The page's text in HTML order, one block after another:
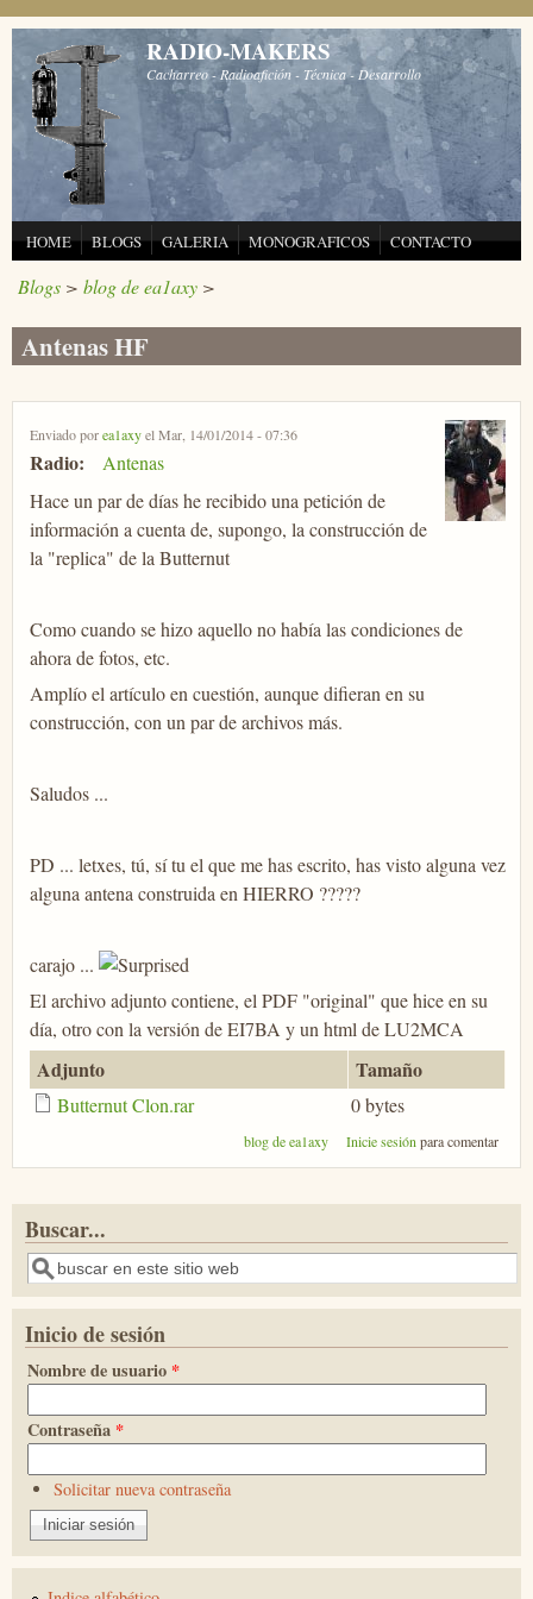
Pasar al contenido principal
RADIO-MAKERS
Cacharreo - Radioafición - Técnica - Desarrollo
HOME BLOGS GALERIA MONOGRAFICOS CONTACTO
Blogs > blog de ea1axy >
Antenas HF
Enviado porea1axyel Mar, 14/01/2014 - 07:36
Radio:
Antenas
Hace un par de días he recibido una petición de
información a cuenta de, supongo, la construcción de
la "replica" de la Butternut
Como cuando se hizo aquello no había las condiciones de
ahora de fotos, etc.
Amplío el artículo en cuestión, aunque difieran en su
construcción, con un par de archivos más.
Saludos ...
PD ... letxes, tú, sí tu el que me has escrito, has visto alguna vez
alguna antena construida en HIERRO ?????
carajo ...
El archivo adjunto contiene, el PDF "original" que hice en su
día, otro con la versión de EI7BA y un html de LU2MCA
Adjunto Tamaño
Butternut Clon.rar 0 bytes
blog de ea1axy Inicie sesión para comentar
Buscar...
Buscar
Inicio de sesión
Nombre de usuario *
Contraseña *
Solicitar nueva contraseña